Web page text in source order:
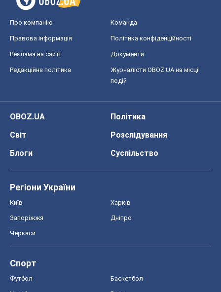
Про компанію Команда
Правова інформація Політика конфіденційності
Реклама на сайті Документи
Редакційна політика
Журналісти OBOZ.UA на місці
подій
OBOZ.UA
Політика
Світ
Розслідування
Блоги
Суспільство
Регіони України
Київ Харків
Запоріжжя Дніпро
Черкаси
Спорт
Футбол Баскетбол